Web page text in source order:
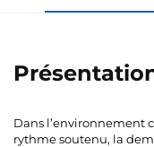
Dans l’environnement
rythme soutenu, la